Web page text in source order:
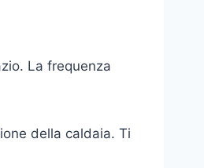
La frequenza
della caldaia. Ti